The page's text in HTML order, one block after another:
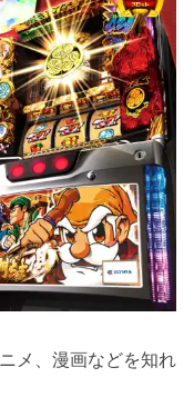
メ、漫画などを知れ